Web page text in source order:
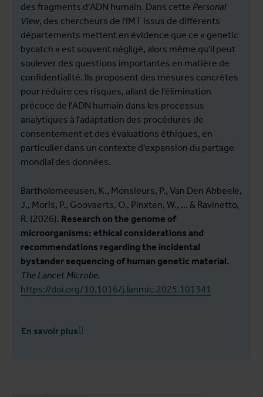
des fragments d'ADN humain. Dans cette Personal
View, des chercheurs de l'IMT issus de différents
départements mettent en évidence que ce « genetic
bycatch » est souvent négligé, alors même qu'il peut
soulever des questions importantes en matière de
confidentialité. Ils proposent des mesures concrètes
pour réduire ces risques, allant de l'élimination
précoce de l'ADN humain dans les processus
analytiques à l'adaptation des procédures de
consentement et des évaluations éthiques, en
particulier dans un contexte d'expansion du partage
mondial des données.
Bartholomeeusen, K., Monsieurs, P., Van Den Abbeele,
J., Moris, P., Goovaerts, O., Pinxten, W., ... & Ravinetto,
R. (2026). Research on the genome of
microorganisms: ethical considerations and
recommendations regarding the incidental
bystander sequencing of human genetic material.
The Lancet Microbe.
https://doi.org/10.1016/j.lanmic.2025.101341
En savoir plus